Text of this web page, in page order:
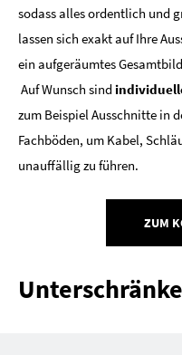
sodass alles ordentlich und
lassen sich exakt auf Ihre
ein aufgeräumtes
Auf Wunsch sind
zum Beispiel Ausschnitte in
Fachböden, um Kabel,
unauffällig zu führen.
ZUM